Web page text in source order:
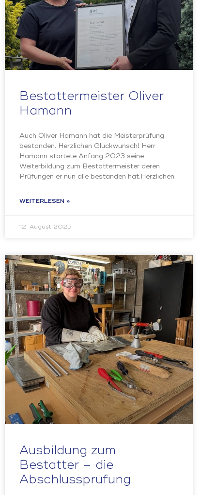
Bestattermeister Oliver
Hamann
Auch Oliver Hamann hat die Meisterprüfung
bestanden. Herzlichen Glückwunsch! Herr
Hamann startete Anfang 2023 seine
Weiterbildung zum Bestattermeister deren
Prüfungen er nun alle bestanden hat.Herzlichen
WEITERLESEN »
12. August 2025
Ausbildung zum
Bestatter – die
Abschlussprüfung